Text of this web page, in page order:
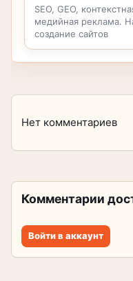
SEO, GEO,
медийная реклама.
создание сайтов
Нет комментариев
Комментарии
Войти в аккаунт